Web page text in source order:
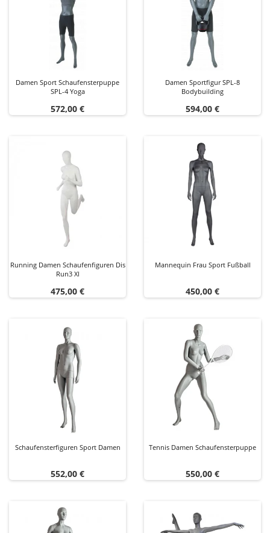
Damen Sport Schaufensterpuppe
SPL-4 Yoga
Preis
572,00 €
Damen Sportfigur SPL-8
Bodybuilding
Preis
594,00 €
Running Damen Schaufenfiguren Dis
Run3 Xl
Preis
475,00 €
Mannequin Frau Sport Fußball
Preis
450,00 €
Schaufensterfiguren Sport Damen
Preis
552,00 €
Tennis Damen Schaufensterpuppe
Preis
550,00 €